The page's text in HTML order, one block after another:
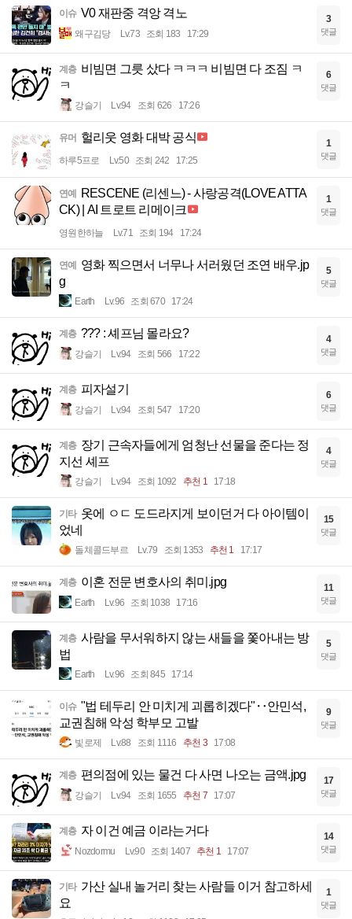
이슈 V0 재판중 격앙 격노
왜구김당 Lv.73 조회 183 17:29
3
댓글
계층 비빔면 그릇 샀다 ㅋㅋㅋ 비빔면 다 조짐 ㅋ
ㅋ
강슬기 Lv.94 조회 626 17:26
6
댓글
유머 헐리웃 영화 대박 공식
하루5프로 Lv.50 조회 242 17:25
1
댓글
연예
RESCENE (리센느) - 사랑공격(LOVE ATTA
CK) | AI 트로트 리메이크
영원한하늘 Lv.71 조회 194 17:24
1
댓글
연예
영화 찍으면서 너무나 서러웠던 조연 배우.jp
g
Earth Lv.96 조회 670 17:24
5
댓글
계층 ??? : 셰프님 몰라요?
강슬기 Lv.94 조회 566 17:22
4
댓글
계층 피자설기
강슬기 Lv.94 조회 547 17:20
6
댓글
계층 장기 근속자들에게 엄청난 선물을 준다는 정
지선 셰프
강슬기 Lv.94 조회 1092 추천 1 17:18
4
댓글
기타 옷에 ㅇㄷ 도드라지게 보이던거 다 아이템이
었네
돌체콜드부르 Lv.79 조회 1353 추천 1 17:17
15
댓글
계층 이혼 전문 변호사의 취미.jpg
Earth Lv.96 조회 1038 17:16
11
댓글
계층 사람을 무서워하지 않는 새들을 쫓아내는 방
법
Earth Lv.96 조회 845 17:14
5
댓글
이슈 "법 테두리 안 미치게 괴롭히겠다"‥안민석,
교권침해 악성 학부모 고발
빛로제 Lv.88 조회 1116 추천 3 17:08
9
댓글
계층 편의점에 있는 물건 다 사면 나오는 금액.jpg
강슬기 Lv.94 조회 1655 추천 7 17:07
17
댓글
계층 자 이건 예금 이라는거다
Nozdormu Lv.90 조회 1407 추천 1 17:07
14
댓글
기타 가산 실내 놀거리 찾는 사람들 이거 참고하세
요
1
댓글